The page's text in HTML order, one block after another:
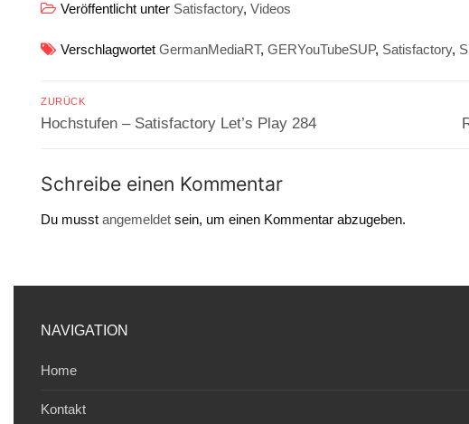
Veröffentlicht unter Satisfactory, Videos
Verschlagwortet GermanMediaRT, GERYouTubeSUP, Satisfactory,
Beitragsnavigation
ZURÜCK
Vorheriger
Hochstufen – Satisfactory Let’s Play 284
Schreibe einen Kommentar
Du musst angemeldet sein, um einen Kommentar abzugeben.
NAVIGATION
Home
Kontakt